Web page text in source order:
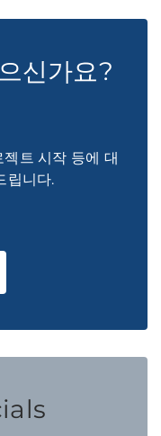
신가요?
트 시작 등에 대
립니다.